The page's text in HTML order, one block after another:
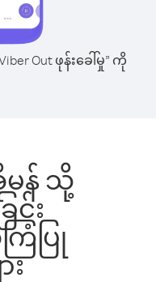
Out ဖုန်းခေါ်မှု” ကို
န် သို့
င်း
ပြု
း